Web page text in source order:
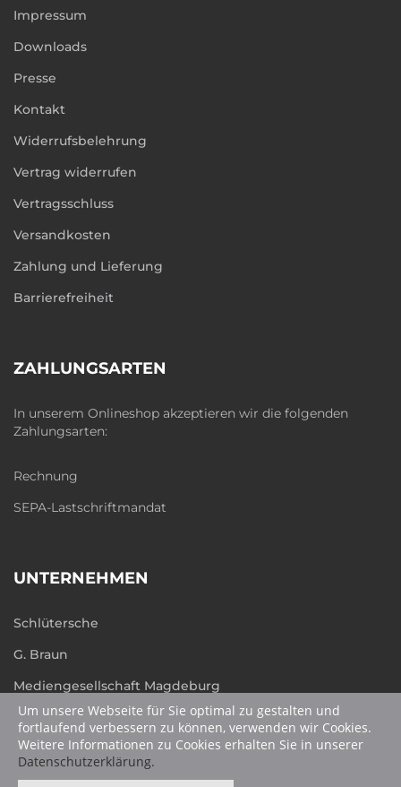
Impressum
Downloads
Presse
Kontakt
Widerrufsbelehrung
Vertrag widerrufen
Vertragsschluss
Versandkosten
Zahlung und Lieferung
Barrierefreiheit
ZAHLUNGSARTEN
In unserem Onlineshop akzeptieren wir die folgenden
Zahlungsarten:
Rechnung
SEPA-Lastschriftmandat
UNTERNEHMEN
Schlütersche
G. Braun
Mediengesellschaft Magdeburg
humboldt.de
Um unsere Webseite für Sie optimal zu gestalten und
fortlaufend verbessern zu können, verwenden wir Cookies.
Weitere Informationen zu Cookies erhalten Sie in unserer
Datenschutzerklärung.